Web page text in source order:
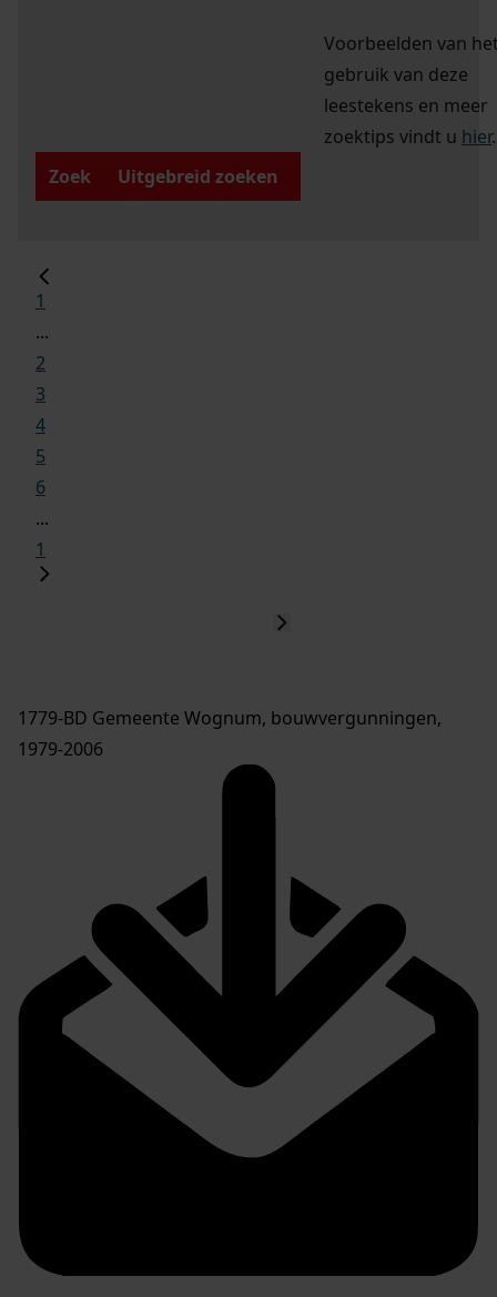
Voorbeelden van
gebruik van deze
leestekens en meer
zoektips vindt u hier.
Zoek
Uitgebreid zoeken
1
...
2
3
4
5
6
...
1
1779-BD Gemeente Wognum, bouwvergunningen,
1979-2006